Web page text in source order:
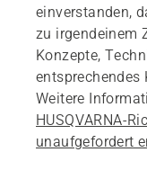
einverstanden,
zu irgendeinem
Konzepte,
entsprechendes
Weitere
HUSQVARNA-
unaufgefordert